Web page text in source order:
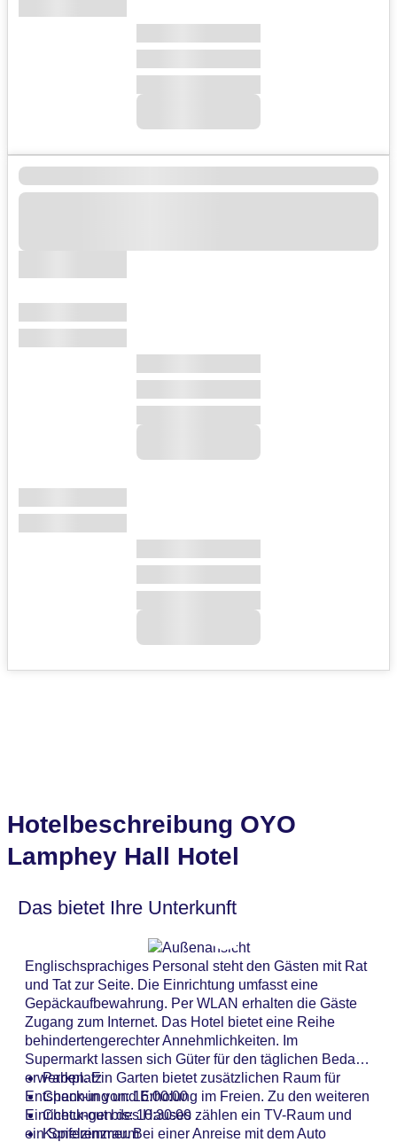
Hotelbeschreibung OYO
Lamphey Hall Hotel
Das bietet Ihre Unterkunft
Englischsprachiges Personal steht den Gästen mit Rat
und Tat zur Seite. Die Einrichtung umfasst eine
Gepäckaufbewahrung. Per WLAN erhalten die Gäste
Zugang zum Internet. Das Hotel bietet eine Reihe
behindertengerechter Annehmlichkeiten. Im
Supermarkt lassen sich Güter für den täglichen Bedarf
erwerben. Ein Garten bietet zusätzlichen Raum für
Entspannung und Erholung im Freien. Zu den weiteren
Einrichtungen des Hauses zählen ein TV-Raum und
ein Spielzimmer. Bei einer Anreise mit dem Auto
Parkplatz
Check-in von: 16:00:00
Check-out bis: 10:30:00
Konferenzraum